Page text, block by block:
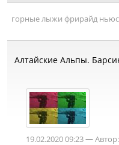
горные лыжи фрирайд
Алтайские Альпы.
19.02.2020 09:23—Автор: